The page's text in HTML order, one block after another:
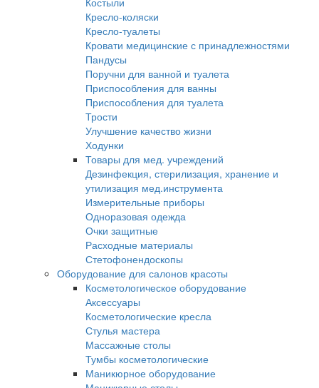
Кресло-коляски
Кресло-туалеты
Кровати медицинские с принадлежностями
Пандусы
Поручни для ванной и туалета
Приспособления для ванны
Приспособления для туалета
Трости
Улучшение качество жизни
Ходунки
Товары для мед. учреждений
Дезинфекция, стерилизация, хранение и
утилизация мед.инструмента
Измерительные приборы
Одноразовая одежда
Очки защитные
Расходные материалы
Стетофонендоскопы
Оборудование для салонов красоты
Косметологическое оборудование
Аксессуары
Косметологические кресла
Стулья мастера
Массажные столы
Тумбы косметологические
Маникюрное оборудование